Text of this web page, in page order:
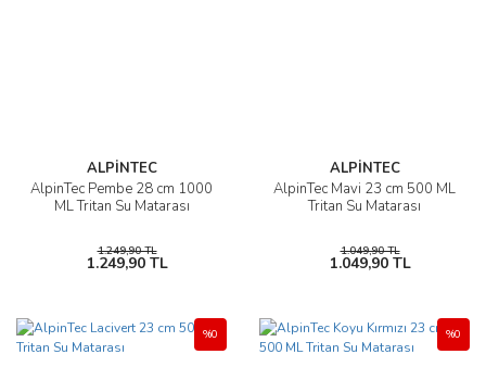
ALPİNTEC
AlpinTec Pembe 28 cm 1000
ML Tritan Su Matarası
1.249,90 TL
1.249,90 TL
ALPİNTEC
AlpinTec Mavi 23 cm 500 ML
Tritan Su Matarası
1.049,90 TL
1.049,90 TL
%0 %0